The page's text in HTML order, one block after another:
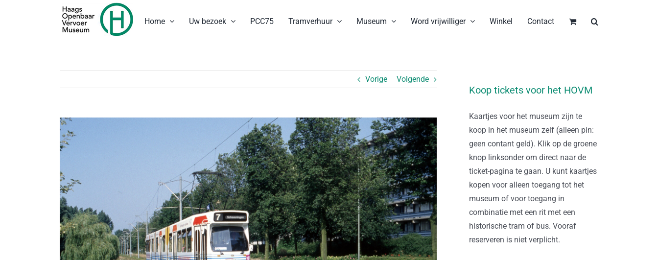
Home Uw bezoek PCC75 Tramverhuur Museum Word vrijwilliger Winkel Contact
Vorige Volgende
Bekijk
grotere
afbeelding
Koop tickets voor het HOVM
Kaartjes voor het museum zijn te
koop in het museum zelf (alleen pin:
geen contant geld). Klik op de groene
knop linksonder om direct naar de
ticket-pagina te gaan. U kunt kaartjes
kopen voor alleen toegang tot het
museum of voor toegang in
combinatie met een rit met een
historische tram of bus. Vooraf
reserveren is niet verplicht.